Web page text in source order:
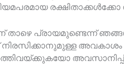
താഴെ പ്രായമുണ്ടെന്ന്
അവകാശം